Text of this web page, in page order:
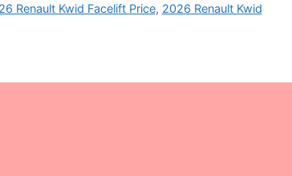
Renault Kwid Facelift Price, 2026 Renault Kwid